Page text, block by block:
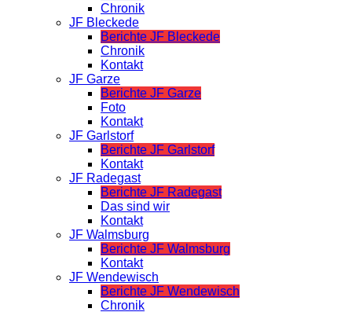
Chronik
JF Bleckede
Berichte JF Bleckede
Chronik
Kontakt
JF Garze
Berichte JF Garze
Foto
Kontakt
JF Garlstorf
Berichte JF Garlstorf
Kontakt
JF Radegast
Berichte JF Radegast
Das sind wir
Kontakt
JF Walmsburg
Berichte JF Walmsburg
Kontakt
JF Wendewisch
Berichte JF Wendewisch
Chronik